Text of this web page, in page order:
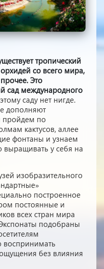
тропический
со всего мира,
Это
сад международного
саду нет нигде.
дополняют
пройдем по
кактусов, аллее
фонтаны и узнаем
у себя на
изобразительного
построенное
постоянные и
всех стран мира
подобраны
воспринимать
без влияния